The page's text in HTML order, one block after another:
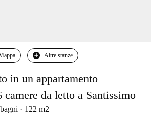
Altre stanze
in un appartamento
da letto a Santissimo
bagni 122 m2